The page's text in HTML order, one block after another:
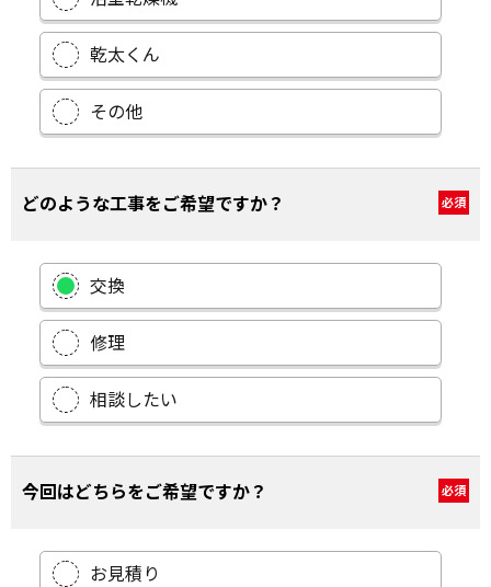
乾太くん
その他
どのような工事をご希望ですか？ 必須
交換
修理
相談したい
今回はどちらをご希望ですか？ 必須
お見積り